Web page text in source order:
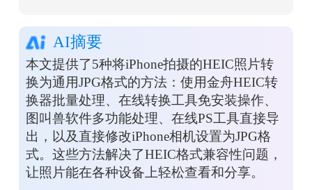
AI摘要
本文提供了5种将iPhone拍摄的HEIC照片转
换为通用JPG格式的方法：使用金舟HEIC转
换器批量处理、在线转换工具免安装操作、
图叫兽软件多功能处理、在线PS工具直接导
出，以及直接修改iPhone相机设置为JPG格
式。这些方法解决了HEIC格式兼容性问题，
让照片能在各种设备上轻松查看和分享。